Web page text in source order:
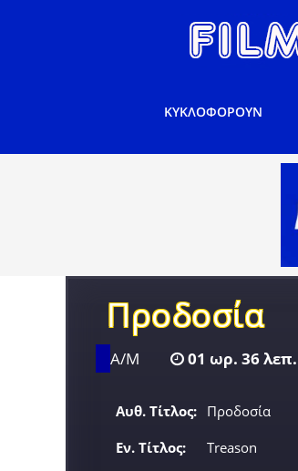
ΚΥΚΛΟΦΟΡΟΥΝ
Προδοσία
Α/Μ 01 ωρ. 36 λεπ.
Αυθ. Τίτλος: Προδοσία
Εν. Τίτλος:
Treason